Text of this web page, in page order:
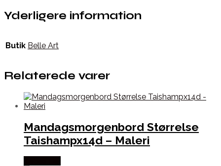
Yderligere information
Butik Belle Art
Relaterede varer
Mandagsmorgenbord Størrelse
Taishampx14d – Maleri